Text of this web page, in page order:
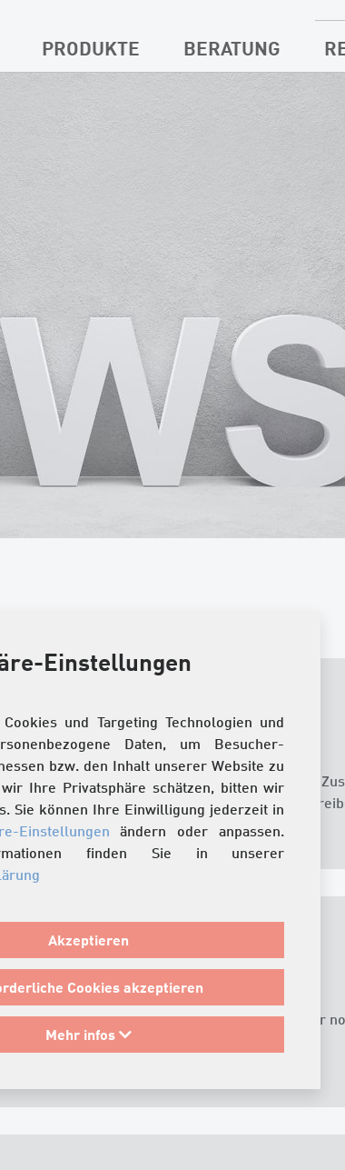
Einstellungen
und Targeting Technologien und
Daten, um Besucher-
bzw. den Inhalt unserer Website zu
Ihre Privatsphäre schätzen, bitten wir
Sie können Ihre Einwilligung jederzeit in
Einstellungen ändern oder anpassen.
finden Sie in unserer
Akzeptieren
Cookies akzeptieren
Mehr infos
PRODUKTE BERATUNG
führen zu Anpassungen unserer
erfahren Sie im vollständigen
steigende Beschaffungskosten führen zu einer